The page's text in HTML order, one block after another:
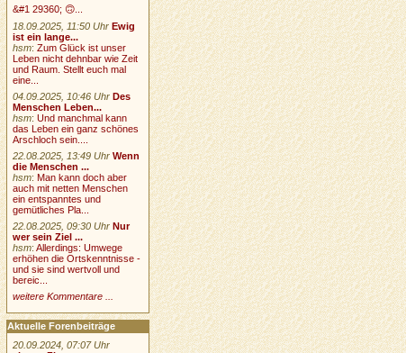
&#1 29360; 🙃...
18.09.2025, 11:50 Uhr Ewig
ist ein lange...
hsm:Zum Glück ist unser
Leben nicht dehnbar wie Zeit
und Raum. Stellt euch mal
eine...
04.09.2025, 10:46 Uhr Des
Menschen Leben...
hsm:Und manchmal kann
das Leben ein ganz schönes
Arschloch sein....
22.08.2025, 13:49 Uhr Wenn
die Menschen ...
hsm:Man kann doch aber
auch mit netten Menschen
ein entspanntes und
gemütliches Pla...
22.08.2025, 09:30 Uhr Nur
wer sein Ziel ...
hsm:Allerdings: Umwege
erhöhen die Ortskenntnisse -
und sie sind wertvoll und
bereic...
weitere Kommentare ...
Aktuelle Forenbeiträge
20.09.2024, 07:07 Uhr